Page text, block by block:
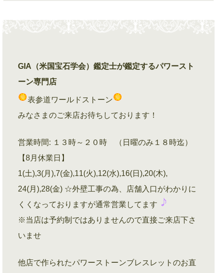
GIA（米国宝石学会）鑑定士が鑑定するパワースト
ーン専門店
表参道ワールドストーン
みなさまのご来店お待ちしております！
営業時間: １３時～２０時 （日曜のみ１８時迄）
【8月休業日】
1(土),3(月),7(金),11(火),12(水),16(日),20(木),
24(月),28(金) ☆外壁工事の為、店舗入口がわかりに
くくなっておりますが通常営業してます
※当店は予約制ではありませんので直接ご来店下さ
いませ
他店で作られたパワーストーンブレスレットのお直